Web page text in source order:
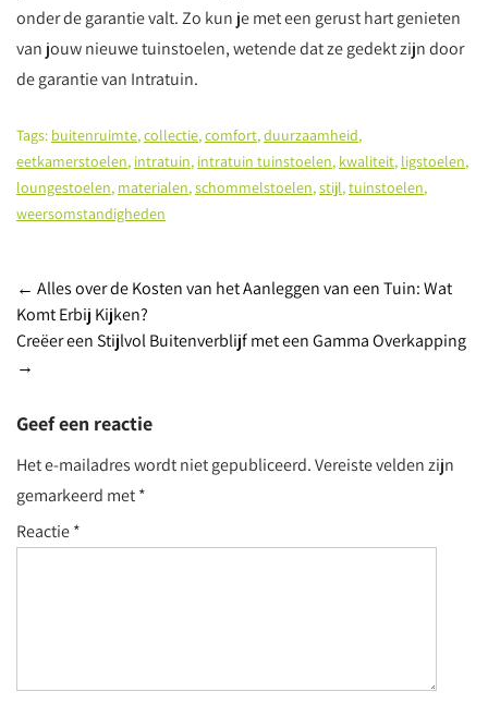
onder de garantie valt. Zo kun je met een gerust hart genieten
van jouw nieuwe tuinstoelen, wetende dat ze gedekt zijn door
de garantie van Intratuin.
Tags: buitenruimte,collectie,comfort,duurzaamheid,
eetkamerstoelen, intratuin, intratuin tuinstoelen, kwaliteit, ligstoelen,
loungestoelen, materialen,schommelstoelen,stijl,tuinstoelen,
weersomstandigheden
Post
navigation
← Alles over de Kosten van het Aanleggen van een Tuin: Wat
Komt Erbij Kijken?
Creëer een Stijlvol Buitenverblijf met een Gamma Overkapping
→
Geef een reactie
Het e-mailadres wordt niet gepubliceerd.Vereiste velden zijn
gemarkeerd met*
Reactie*